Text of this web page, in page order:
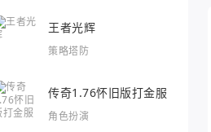
王者光辉
策略塔防
传奇1.76怀旧版打金服
角色扮演